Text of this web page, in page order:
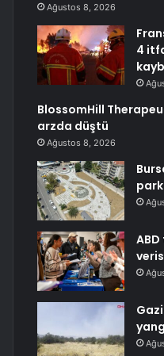
Ağustos 8, 2026
4
BlossomHill
arzda düştü
Ağustos 8, 2026
park
ABD